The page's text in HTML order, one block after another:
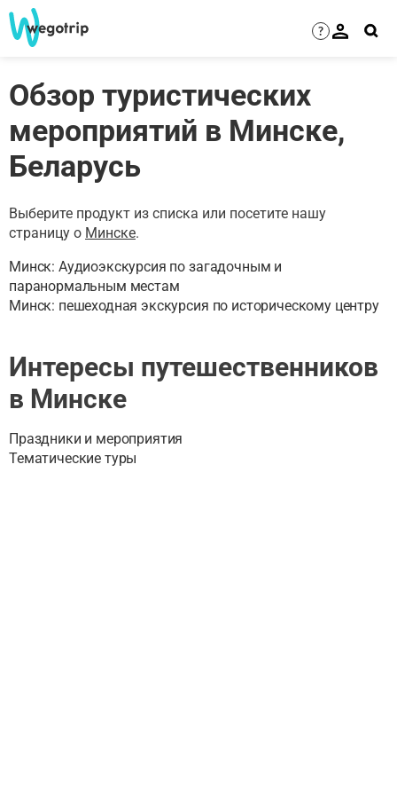
?
Обзор туристических
мероприятий в Минске,
Беларусь
Выберите продукт из списка или посетите нашу
страницу о Минске.
Минск: Аудиоэкскурсия по загадочным и
паранормальным местам
Минск: пешеходная экскурсия по историческому центру
Интересы путешественников
в Минске
Праздники и мероприятия
Тематические туры